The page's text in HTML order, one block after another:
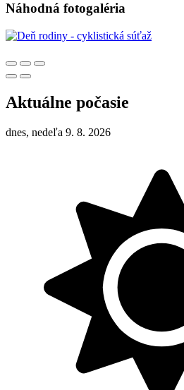
Náhodná fotogaléria
Aktuálne počasie
dnes, nedeľa 9. 8. 2026